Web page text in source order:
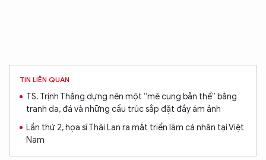
TIN LIÊN QUAN
TS. Trịnh Thắng dựng nên một “mê cung bản thể” bằng
tranh da, đá và những cấu trúc sắp đặt đầy ám ảnh
Lần thứ 2, họa sĩ Thái Lan ra mắt triển lãm cá nhân tại Việt
Nam